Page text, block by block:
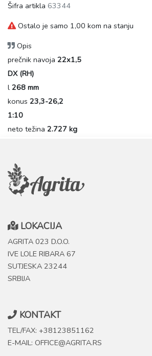
Šifra artikla 63344
Ostalo je samo 1,00 kom na stanju
Opis
prečnik navoja 22x1,5
DX (RH)
l 268 mm
konus 23,3-26,2
1:10
neto težina 2.727 kg
LOKACIJA
AGRITA 023 D.O.O.
IVE LOLE RIBARA 67
SUTJESKA 23244
SRBIJA
KONTAKT
TEL/FAX: +38123851162
E-MAIL: OFFICE@AGRITA.RS